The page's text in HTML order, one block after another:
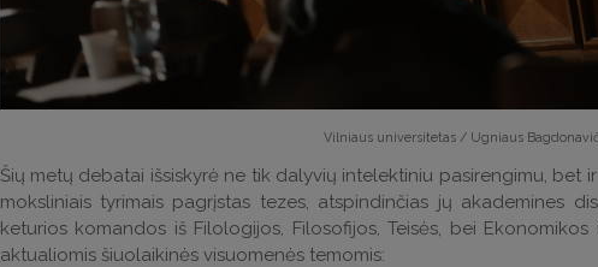
Vilniaus universitetas / Ugniaus
Šių metų debatai išsiskyrė ne tik dalyvių intelektiniu pasirengimu,
moksliniais tyrimais pagrįstas tezes, atspindinčias jų akademines
keturios komandos iš Filologijos, Filosofijos, Teisės, bei
aktualiomis šiuolaikinės visuomenės temomis: